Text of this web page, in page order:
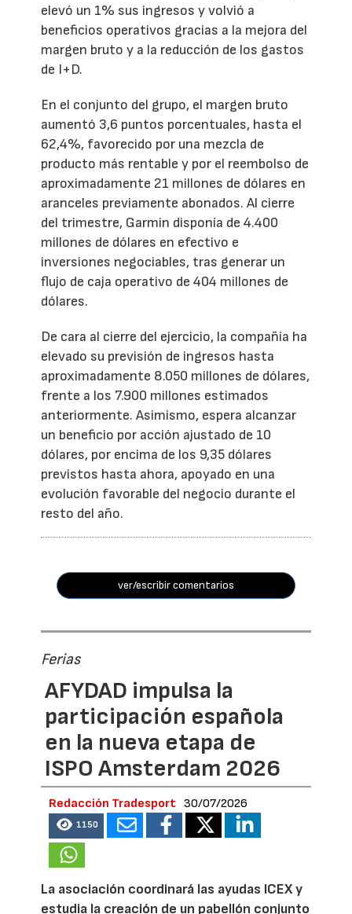
elevó un 1% sus ingresos y volvió a
beneficios operativos gracias a la mejora del
margen bruto y a la reducción de los gastos
de I+D.
En el conjunto del grupo, el margen bruto
aumentó 3,6 puntos porcentuales, hasta el
62,4%, favorecido por una mezcla de
producto más rentable y por el reembolso de
aproximadamente 21 millones de dólares en
aranceles previamente abonados. Al cierre
del trimestre, Garmin disponía de 4.400
millones de dólares en efectivo e
inversiones negociables, tras generar un
flujo de caja operativo de 404 millones de
dólares.
De cara al cierre del ejercicio, la compañía ha
elevado su previsión de ingresos hasta
aproximadamente 8.050 millones de dólares,
frente a los 7.900 millones estimados
anteriormente. Asimismo, espera alcanzar
un beneficio por acción ajustado de 10
dólares, por encima de los 9,35 dólares
previstos hasta ahora, apoyado en una
evolución favorable del negocio durante el
resto del año.
ver/escribir comentarios
Ferias
AFYDAD impulsa la
participación española
en la nueva etapa de
ISPO Amsterdam 2026
Redacción Tradesport 30/07/2026
1150
La asociación coordinará las ayudas ICEX y
estudia la creación de un pabellón conjunto